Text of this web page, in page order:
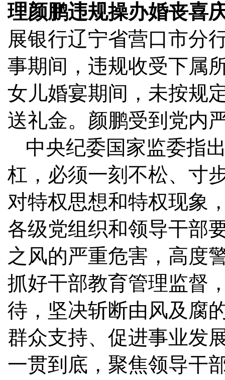
理颜鹏违规操办婚丧喜
展银行辽宁省营口市分
事期间，违规收受下属
女儿婚宴期间，未按规
送礼金。颜鹏受到党内
中央纪委国家监委指
杠，必须一刻不松、寸
对特权思想和特权现象
各级党组织和领导干部
之风的严重危害，高度
抓好干部教育管理监督
待，坚决斩断由风及腐
群众支持、促进事业发
一贯到底，聚焦领导干